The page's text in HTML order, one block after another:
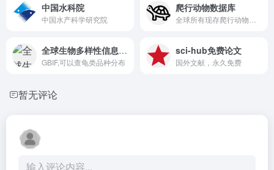
中国水科院
中国水产科学研究院
爬行动物数据库
全球生物多样性信息平台
GBIF,可以查龟类品种分布
sci-hub免费论文
国外文献，永久免费
暂无评论